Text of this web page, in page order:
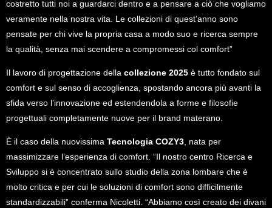
costretto tutti noi a guardarci dentro e a pensare a ciò che vogliamo
veramente nella nostra vita. Le collezioni di quest’anno sono
pensate per chi vive la propria casa a modo suo e ricerca sempre
la qualità, senza mai scendere a compromessi col comfort”
Il lavoro di progettazione della collezione 2025 è tutto fondato sul
comfort e sul senso di accoglienza, spostando ancora più avanti la
sfida verso l’innovazione ed estendendola a forme e filosofie
progettuali completamente nuove per il brand materano.
È il caso della nuovissima Tecnologia COZY3, nata per
massimizzare l’esperienza di comfort. “Il nostro centro Ricerca e
Sviluppo si è concentrato sullo studio della zona lombare che è
molto critica e per cui le soluzioni di comfort sono difficilmente
standardizzabili” conferma Nicoletti. “Abbiamo così creato dei divani